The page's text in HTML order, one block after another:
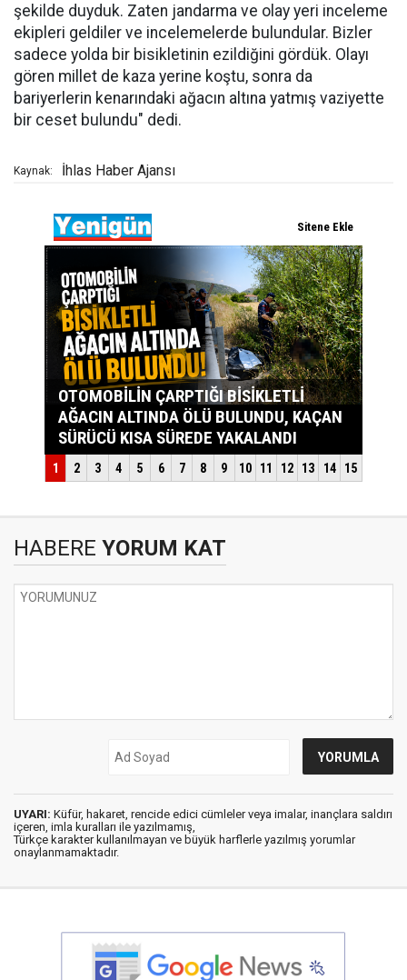
şekilde duyduk. Zaten jandarma ve olay yeri inceleme
ekipleri geldiler ve incelemelerde bulundular. Bizler
sadece yolda bir bisikletinin ezildiğini gördük. Olayı
gören millet de kaza yerine koştu, sonra da
bariyerlerin kenarındaki ağacın altına yatmış vaziyette
bir ceset bulundu" dedi.
Kaynak: İhlas Haber Ajansı
HABERE YORUM KAT
UYARI: Küfür, hakaret, rencide edici cümleler veya imalar, inançlara saldırı
içeren, imla kuralları ile yazılmamış,
Türkçe karakter kullanılmayan ve büyük harflerle yazılmış yorumlar
onaylanmamaktadır.